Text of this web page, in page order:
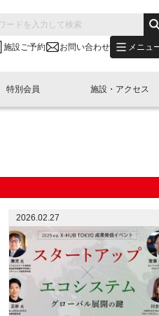
施設ご予約 お問い合わせ メニュ
特別会員 施設・アクセス
2026.02.27